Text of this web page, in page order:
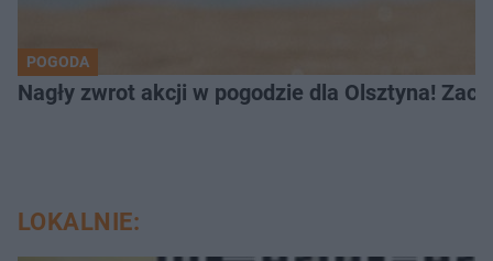
POGODA
Nagły zwrot akcji w pogodzie dla Olsztyna!
LOKALNIE: